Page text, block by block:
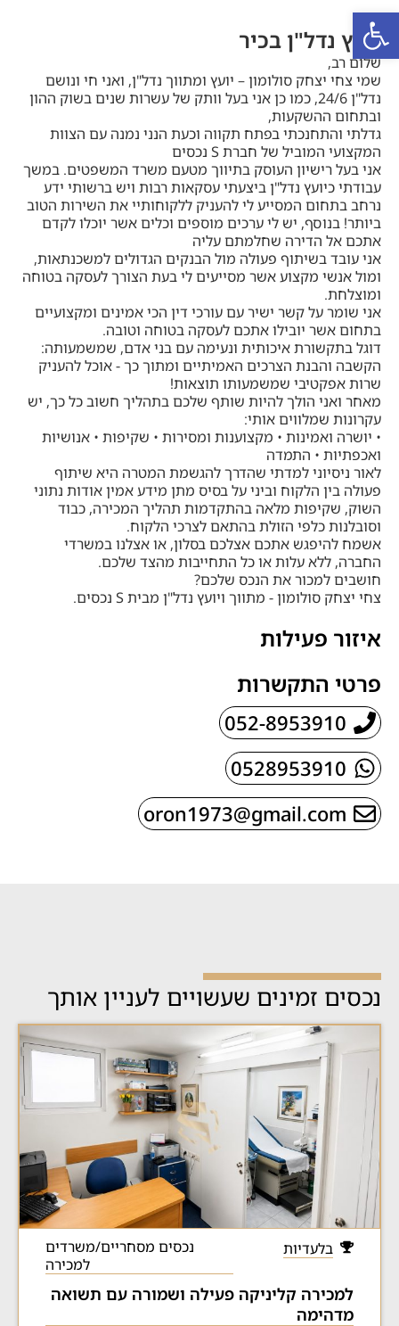
פתח סרגל נגישות
יועץ נדל"ן בכיר
שלום רב,
שמי צחי יצחק סולומון – יועץ ומתווך נדל"ן, ואני חי ונושם
נדל"ן 24/6, כמו כן אני בעל וותק של עשרות שנים בשוק ההון
ובתחום ההשקעות,
גדלתי והתחנכתי בפתח תקווה וכעת הנני נמנה עם הצוות
המקצועי המוביל של חברת S נכסים
אני בעל רישיון העוסק בתיווך מטעם משרד המשפטים. במשך
עבודתי כיועץ נדל"ן ביצעתי עסקאות רבות ויש ברשותי ידע
נרחב בתחום המסייע לי להעניק ללקוחותיי את השירות הטוב
ביותר! בנוסף, יש לי ערכים מוספים וכלים אשר יוכלו לקדם
אתכם אל הדירה שחלמתם עליה
אני עובד בשיתוף פעולה מול הבנקים הגדולים למשכנתאות,
ומול אנשי מקצוע אשר מסייעים לי בעת הצורך לעסקה בטוחה
ומוצלחת.
אני שומר על קשר ישיר עם עורכי דין הכי אמינים ומקצועיים
בתחום אשר יובילו אתכם לעסקה בטוחה וטובה.
דוגל בתקשורת איכותית ונעימה עם בני אדם, שמשמעותה:
הקשבה והבנת הצרכים האמיתיים ומתוך כך - אוכל להעניק
שרות אפקטיבי שמשמעותו תוצאות!
מאחר ואני הולך להיות שותף שלכם בתהליך חשוב כל כך, יש
עקרונות שמלווים אותי:
• יושרה ואמינות • מקצוענות ומסירות • שקיפות • אנושיות
ואכפתיות • התמדה
לאור ניסיוני למדתי שהדרך להגשמת המטרה היא שיתוף
פעולה בין הלקוח וביני על בסיס מתן מידע אמין אודות נתוני
השוק, שקיפות מלאה בהתקדמות תהליך המכירה, כבוד
וסובלנות כלפי הזולת בהתאם לצרכי הלקוח.
אשמח להיפגש אתכם אצלכם בסלון, או אצלנו במשרדי
החברה, ללא עלות או כל התחייבות מהצד שלכם.
חושבים למכור את הנכס שלכם?
צחי יצחק סולומון - מתווך ויועץ נדל"ן מבית S נכסים.
איזור פעילות
פרטי התקשרות
052-8953910
0528953910
oron1973@gmail.com
נכסים זמינים שעשויים לעניין אותך
בלעדיות
נכסים מסחריים/משרדים
למכירה
למכירה קליניקה פעילה ושמורה עם תשואה
מדהימה